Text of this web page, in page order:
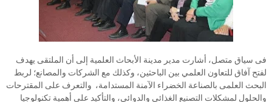
فى سياق متصل، أشارت مدير مدينة الأبحاث العلمية إلى أن الملتقى يهدف
لفتح آفاق للتعاون العلمي بين الباحثين، وكذلك مع الشركات والمصانع؛ لربط
البحث العلمى بالصناعة الخضراء الآمنة المستدامة، والتعرف على المقترحات
والحلول لمشكلات التصنيع الغذائي والدوائي، والتأكيد على أهمية تكنولوجيا